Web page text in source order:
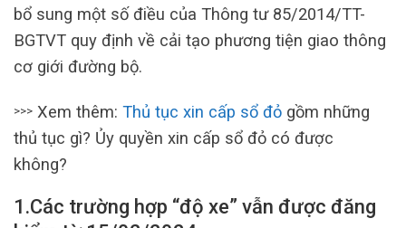
bổ sung một số điều của Thông tư 85/2014/TT-
BGTVT quy định về cải tạo phương tiện giao thông
cơ giới đường bộ.
>>> Xem thêm: Thủ tục xin cấp sổ đỏ gồm những
thủ tục gì? Ủy quyền xin cấp sổ đỏ có được
không?
1.Các trường hợp “độ xe” vẫn được đăng